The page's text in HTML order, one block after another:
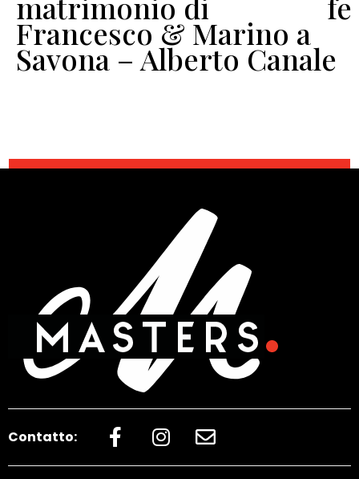
Francesco & Marino a
Savona – Alberto Canale
Contatto: